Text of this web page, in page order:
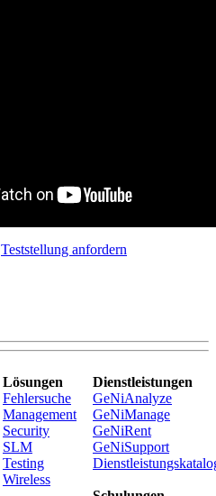
Teststellung anfordern
Lösungen
Fehlersuche
Management
Security
SLM
Testing
Wireless
Dienstleistungen
GeNiAnalyze
GeNiManage
GeNiRent
GeNiSupport